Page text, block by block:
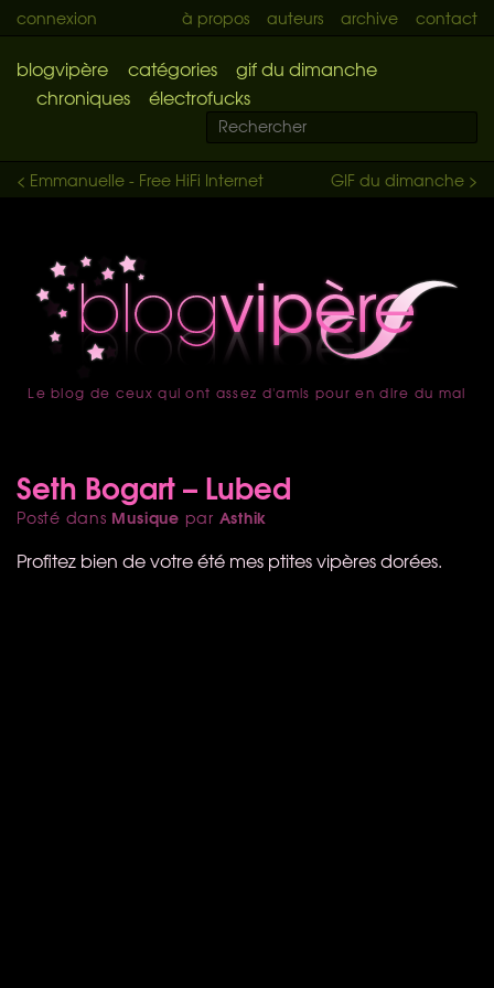
connexion à propos auteurs archive contact
blogvipère catégories
gif du dimanche
chroniques
électrofucks
GIF du dimanche >
< Emmanuelle - Free HiFi Internet
accueil
Le blog de ceux qui ont assez d'amis pour en dire du mal
Seth Bogart – Lubed
Posté dans Musique par Asthik
Profitez bien de votre été mes ptites vipères dorées.